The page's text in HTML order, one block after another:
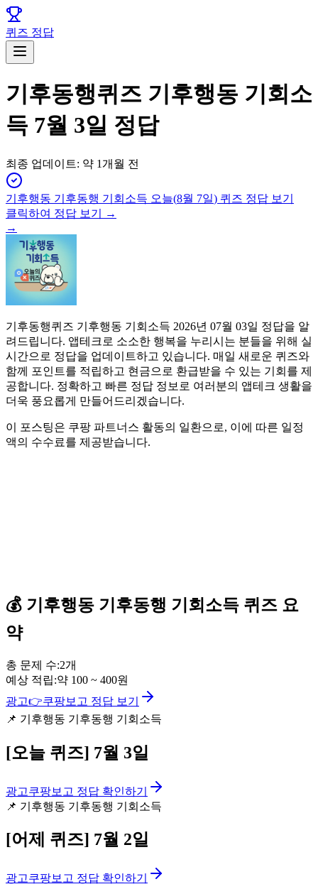
퀴즈 정답
기후동행퀴즈 기후행동 기회소
득 7월 3일 정답
최종 업데이트: 약 1개월 전
기후행동 기후동행 기회소득 오늘(8월 7일) 퀴즈 정답 보기
클릭하여 정답 보기 →
→
기후동행퀴즈 기후행동 기회소득 2026년 07월 03일 정답을 알
려드립니다. 앱테크로 소소한 행복을 누리시는 분들을 위해 실
시간으로 정답을 업데이트하고 있습니다. 매일 새로운 퀴즈와
함께 포인트를 적립하고 현금으로 환급받을 수 있는 기회를 제
공합니다. 정확하고 빠른 정답 정보로 여러분의 앱테크 생활을
더욱 풍요롭게 만들어드리겠습니다.
이 포스팅은 쿠팡 파트너스 활동의 일환으로, 이에 따른 일정
액의 수수료를 제공받습니다.
💰 기후행동 기후동행 기회소득 퀴즈 요
약
총 문제 수:2개
예상 적립:약 100 ~ 400원
광고👉쿠팡보고 정답 보기
📌 기후행동 기후동행 기회소득
[오늘 퀴즈] 7월 3일
광고쿠팡보고 정답 확인하기
📌 기후행동 기후동행 기회소득
[어제 퀴즈] 7월 2일
광고쿠팡보고 정답 확인하기